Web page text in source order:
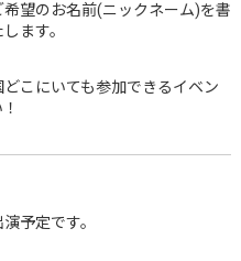
望のお名前(ニックネーム)を書
ます。
こにいても参加できるイベン
予定です。